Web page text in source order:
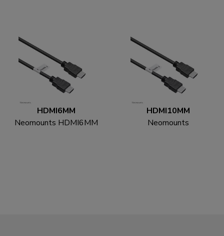
HDMI6MM
Neomounts HDMI6MM
HDMI10MM
Neomounts